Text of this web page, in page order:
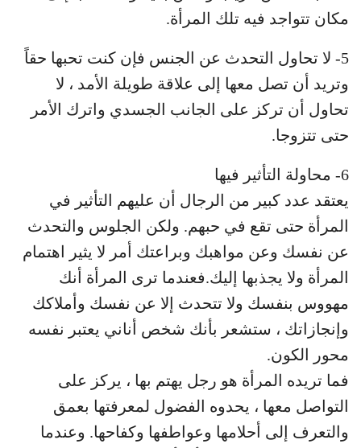
مكان تتواجد فيه تلك المرأة.
5- لا تحاول التحدث عن الجنس فإن كنت تحبها حقاً
وتريد أن تصل معها إلى علاقة طويلة الأمد ، لا
تحاول أن تركز على الجانب الجسدي واترك الأمر
حتى تتزوجا.
6- محاولة التأثير فيها
يعتقد عدد كبير من الرجال أن عليهم التأثير في
المرأة حتى تقع في حبهم. ولكن الجلوس والتحدث
عن نفسك وعن مواهبك وبراعتك أمر لا يثير اهتمام
المرأة ولا يجذبها إليك.فعندما ترى المرأة أنك
مهووس بنفسك ولا تتحدث إلا عن نفسك وأملاكك
وإنجازاتك ، ستشعر بأنك شخص أناني يعتبر نفسه
محور الكون.
فما تريده المرأة هو رجل يهتم بها ، يركز على
التواصل معها ، يحدوه الفضول لمعرفتها بعمق
والتعرف إلى أحلامها وعواطفها وكفاحها. وعندما